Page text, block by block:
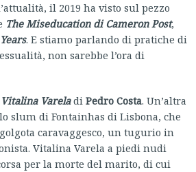
il 2019 ha visto sul pezzo
The Miseducation di Cameron Post,
. E stiamo parlando di pratiche di
non sarebbe l’ora di
Vitalina Vareladi Pedro Costa. Un’altra
slum di Fontainhas di Lisbona, che
caravaggesco, un tugurio in
Vitalina Varela a piedi nudi
per la morte del marito, di cui